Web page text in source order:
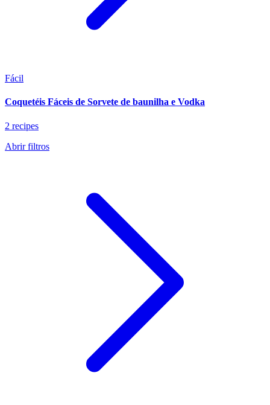
Fácil
Coquetéis Fáceis de Sorvete de baunilha e Vodka
2 recipes
Abrir filtros